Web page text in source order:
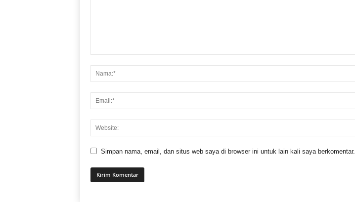
Simpan nama, email, dan situs web saya di browser ini untuk lain kali saya berkomentar.